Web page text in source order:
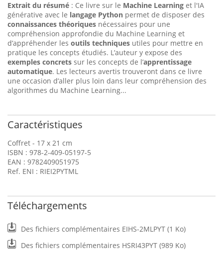
Extrait du résumé : Ce livre sur le Machine Learning et l'IA
générative avec le langage Python permet de disposer des
connaissances théoriques nécessaires pour une
compréhension approfondie du Machine Learning et
d’appréhender les outils techniques utiles pour mettre en
pratique les concepts étudiés. L’auteur y expose des
exemples concrets sur les concepts de l’apprentissage
automatique. Les lecteurs avertis trouveront dans ce livre
une occasion d’aller plus loin dans leur compréhension des
algorithmes du Machine Learning...
Caractéristiques
Coffret - 17 x 21 cm
ISBN : 978-2-409-05197-5
EAN : 9782409051975
Ref. ENI : RIEI2PYTML
Téléchargements
Des fichiers complémentaires EIHS-2MLPYT (1 Ko)
Des fichiers complémentaires HSRI43PYT (989 Ko)